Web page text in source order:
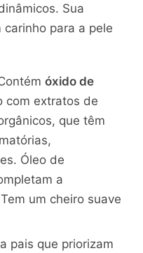
Sua
para a pele
óxido de
com extratos de
que têm
Óleo de
a
um cheiro suave
pais que priorizam